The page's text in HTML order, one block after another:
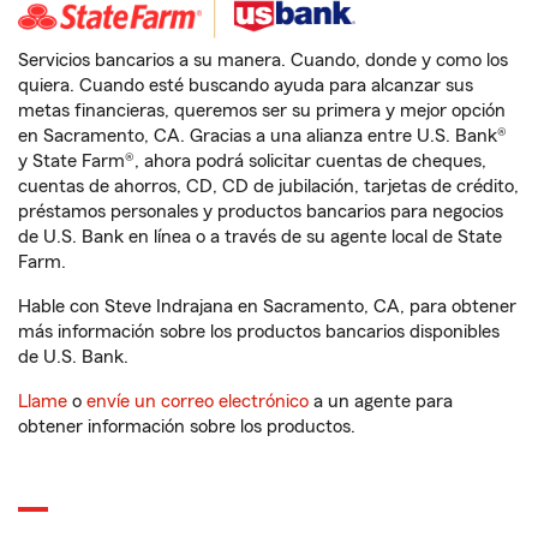
Servicios bancarios a su manera. Cuando, donde y como los
quiera. Cuando esté buscando ayuda para alcanzar sus
metas financieras, queremos ser su primera y mejor opción
en Sacramento, CA. Gracias a una alianza entre U.S. Bank®
y State Farm®, ahora podrá solicitar cuentas de cheques,
cuentas de ahorros, CD, CD de jubilación, tarjetas de crédito,
préstamos personales y productos bancarios para negocios
de U.S. Bank en línea o a través de su agente local de State
Farm.
Hable con Steve Indrajana en Sacramento, CA, para obtener
más información sobre los productos bancarios disponibles
de U.S. Bank.
Llame o envíe un correo electrónico a un agente para
obtener información sobre los productos.